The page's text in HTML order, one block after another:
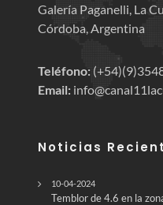
Galería Paganelli, La
Córdoba, Argentina
Teléfono:
Email:
Noticias
10-04-2024
Temblor de 4.6 en la